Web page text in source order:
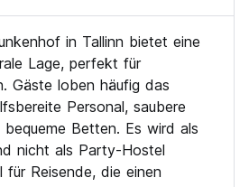
in Tallinn bietet eine
Lage, perfekt für
Gäste loben häufig das
Personal, saubere
bequeme Betten. Es wird als
nicht als Party-Hostel
für Reisende, die einen